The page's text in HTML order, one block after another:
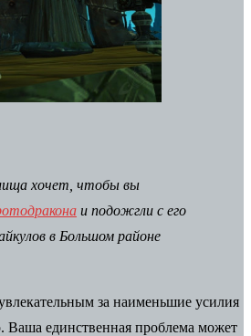
хочет, чтобы вы
и подожгли с его
в Большом районе
за наименьшие усилия
Ваша единственная проблема может